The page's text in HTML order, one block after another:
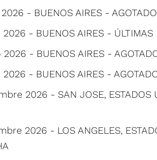
- BUENOS AIRES -
- BUENOS AIRES - ÚLTIMAS
- BUENOS AIRES -
- BUENOS AIRES -
2026 - SAN JOSE, ESTADOS
2026 - LOS ANGELES,